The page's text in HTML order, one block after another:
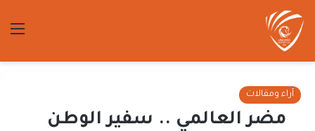
آراء ومقالات
مضر العالمي .. سفير الوطن